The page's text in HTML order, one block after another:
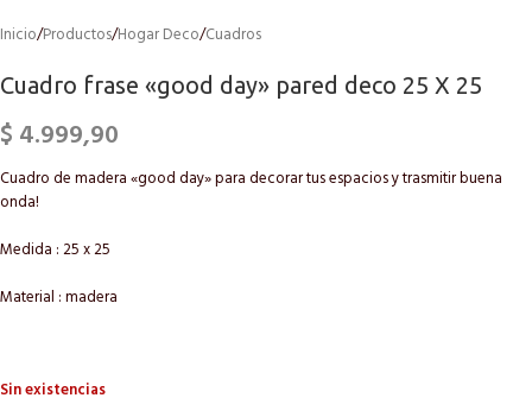
Inicio/Productos/Hogar Deco/Cuadros
Cuadro frase «good day» pared deco 25 X 25
$ 4.999,90
Cuadro de madera «good day» para decorar tus espacios y trasmitir buena
onda!
Medida : 25 x 25
Material : madera
Sin existencias